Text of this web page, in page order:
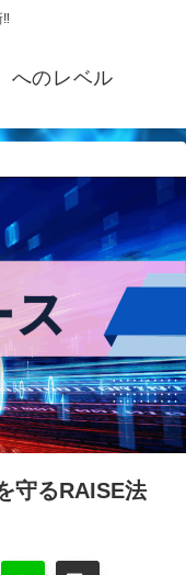
へのレベル
守るRAISE法